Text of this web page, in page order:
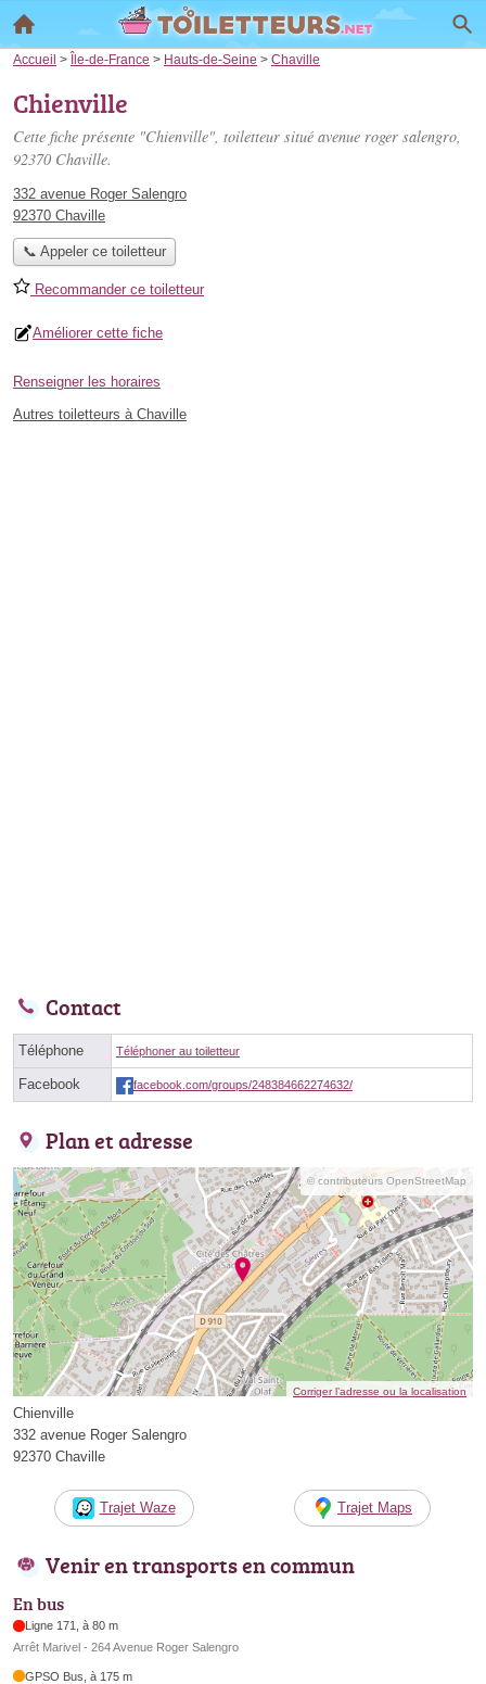
Accueil > Île-de-France > Hauts-de-Seine > Chaville
Chienville
Cette fiche présente "Chienville", toiletteur situé avenue roger salengro,
92370 Chaville.
332 avenue Roger Salengro
92370 Chaville
📞 Appeler ce toiletteur
Recommander ce toiletteur
Améliorer cette fiche
Renseigner les horaires
Autres toiletteurs à Chaville
Contact
Téléphone Téléphoner au toiletteur
Facebook facebook.com/groups/248384662274632/
Plan et adresse
© contributeurs OpenStreetMap
Corriger l’adresse ou la localisation
Chienville
332 avenue Roger Salengro
92370 Chaville
Trajet Waze Trajet Maps
Venir en transports en commun
En bus
Ligne 171, à 80 m
Arrêt Marivel - 264 Avenue Roger Salengro
GPSO Bus, à 175 m